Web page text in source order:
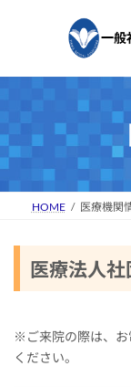
ツ
キ
ッ
プ
シ
に
移
動
HOME 医療機関
医療法人
※ご来院の際は、お
ください。